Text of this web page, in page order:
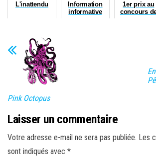
L'inattendu
Information
informative
1er prix au
concours
Pink Octopus
Laisser un commentaire
Votre adresse e-mail ne sera pas publiée. Les
sont indiqués avec *